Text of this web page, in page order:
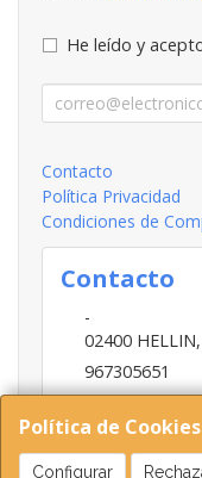
Política de
Configurar
He leído y
Contacto
Política Privacidad
Condiciones de
Contacto
-
02400 HELLIN,
967305651